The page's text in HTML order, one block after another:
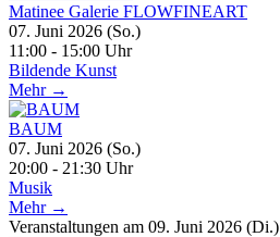
Matinee Galerie FLOWFINEART
07. Juni 2026 (So.)
11:00 - 15:00 Uhr
Bildende Kunst
Mehr →
BAUM
07. Juni 2026 (So.)
20:00 - 21:30 Uhr
Musik
Mehr →
Veranstaltungen am 09. Juni 2026 (Di.)